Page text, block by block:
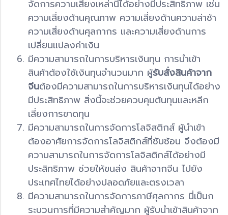
จัดการความเสี่ยงเหล่านี้ได้อย่างมีประสิทธิภาพ เช่น
ความเสี่ยงด้านคุณภาพ ความเสี่ยงด้านความล่าช้า
ความเสี่ยงด้านศุลกากร และความเสี่ยงด้านการ
เปลี่ยนแปลงค่าเงิน
มีความสามารถในการบริหารเงินทุน การนำเข้า
สินค้าต้องใช้เงินทุนจำนวนมาก ผู้รับสั่งสินค้าจาก
จีนต้องมีความสามารถในการบริหารเงินทุนได้อย่าง
มีประสิทธิภาพ สิ่งนี้จะช่วยควบคุมต้นทุนและหลีก
เลี่ยงการขาดทุน
มีความสามารถในการจัดการโลจิสติกส์ ผู้นำเข้า
ต้องอาศัยการจัดการโลจิสติกส์ที่ซับซ้อน จึงต้องมี
ความสามารถในการจัดการโลจิสติกส์ได้อย่างมี
ประสิทธิภาพ ช่วยให้ขนส่ง สินค้าจากจีน ไปยัง
ประเทศไทยได้อย่างปลอดภัยและตรงเวลา
มีความสามารถในการจัดการภาษีศุลกากร นี่เป็นก
ระบวนการที่มีความสำคัญมาก ผู้รับนำเข้าสินค้าจาก